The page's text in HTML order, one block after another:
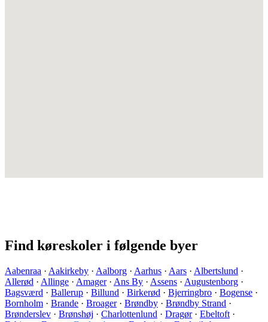
Find køreskoler i følgende byer
Aabenraa · Aakirkeby · Aalborg · Aarhus · Aars · Albertslund ·
Allerød · Allinge · Amager· Ans By · Assens · Augustenborg ·
Bagsværd · Ballerup · Billund · Birkerød · Bjerringbro · Bogense ·
Bornholm · Brande · Broager· Brøndby · Brøndby Strand ·
Brønderslev · Brønshøj · Charlottenlund · Dragør· Ebeltoft ·